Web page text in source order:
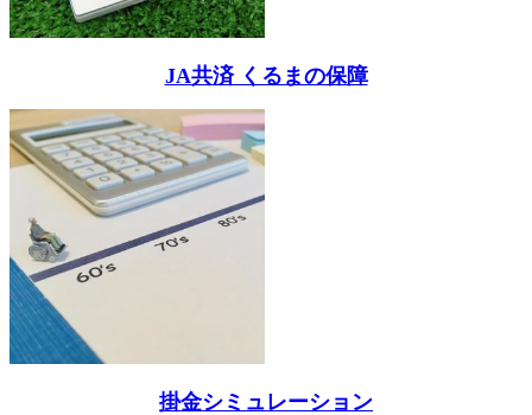
JA共済 くるまの保障
掛金シミュレーション